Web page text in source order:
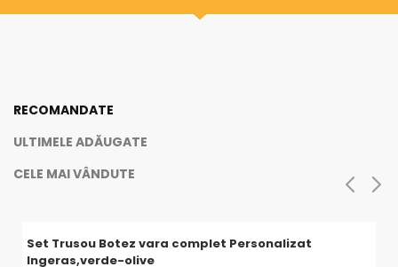
RECOMANDATE
ULTIMELE ADĂUGATE
CELE MAI VÂNDUTE
Set Trusou Botez vara complet Personalizat
Ingeras,verde-olive